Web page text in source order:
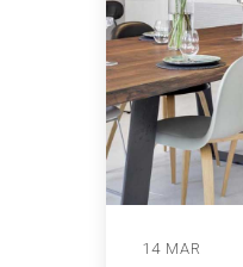
14 MAR